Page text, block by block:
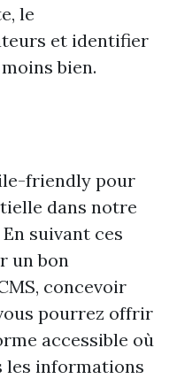
le
et identifier
bien.
friendly pour
dans notre
suivant ces
un bon
concevoir
pourrez offrir
accessible où
les informations